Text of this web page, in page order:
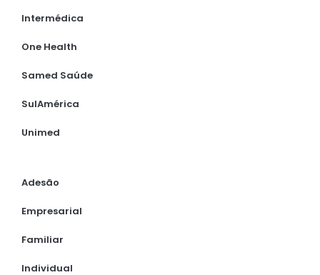
Intermédica
One Health
Samed Saúde
SulAmérica
Unimed
Adesão
Empresarial
Familiar
Individual